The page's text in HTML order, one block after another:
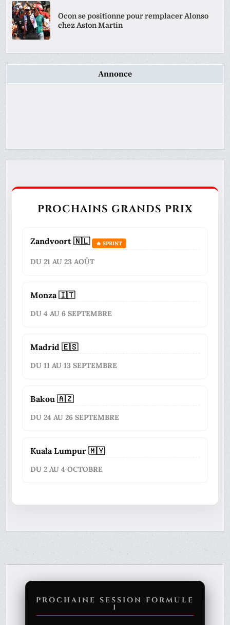
Ocon se positionne pour remplacer Alonso
chez Aston Martin
Annonce
PROCHAINS GRANDS PRIX
Zandvoort 🇳🇱 🔥 SPRINT
DU 21 AU 23 AOÛT
Monza 🇮🇹
DU 4 AU 6 SEPTEMBRE
Madrid 🇪🇸
DU 11 AU 13 SEPTEMBRE
Bakou 🇦🇿
DU 24 AU 26 SEPTEMBRE
Kuala Lumpur 🇲🇾
DU 2 AU 4 OCTOBRE
PROCHAINE SESSION FORMULE
1